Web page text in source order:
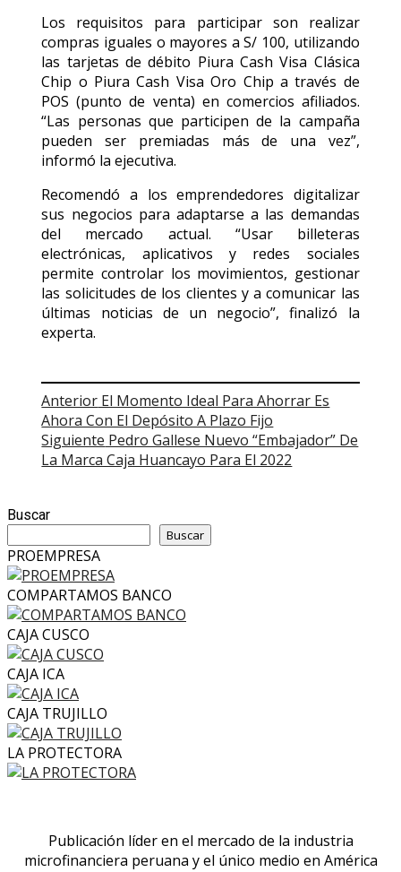
Los requisitos para participar son realizar
compras iguales o mayores a S/ 100, utilizando
las tarjetas de débito Piura Cash Visa Clásica
Chip o Piura Cash Visa Oro Chip a través de
POS (punto de venta) en comercios afiliados.
“Las personas que participen de la campaña
pueden ser premiadas más de una vez”,
informó la ejecutiva.
Recomendó a los emprendedores digitalizar
sus negocios para adaptarse a las demandas
del mercado actual. “Usar billeteras
electrónicas, aplicativos y redes sociales
permite controlar los movimientos, gestionar
las solicitudes de los clientes y a comunicar las
últimas noticias de un negocio”, finalizó la
experta.
Post
navigation
Anterior El Momento Ideal Para Ahorrar Es
Ahora Con El Depósito A Plazo Fijo
Siguiente Pedro Gallese Nuevo “Embajador” De
La Marca Caja Huancayo Para El 2022
Buscar
Buscar
PROEMPRESA
COMPARTAMOS BANCO
CAJA CUSCO
CAJA ICA
CAJA TRUJILLO
LA PROTECTORA
Publicación líder en el mercado de la industria
microfinanciera peruana y el único medio en América